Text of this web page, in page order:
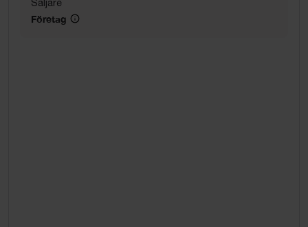
Säljare
Företag